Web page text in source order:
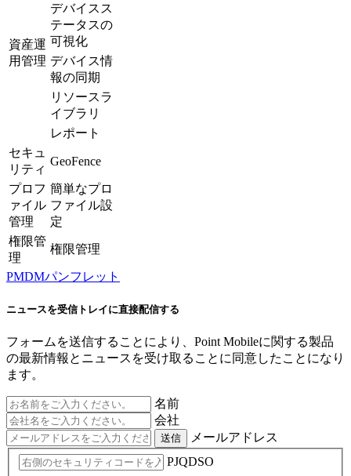
資産運
用管理
デバイスス
テータスの
可視化
デバイス情
報の同期
リソースラ
イブラリ
レポート
セキュ
リティ
GeoFence
プロフ
ァイル
管理
簡単なプロ
ファイル設
定
権限管
理
権限管理
PMDMパンフレット
ニュースを受信トレイに直接配信する
フォームを送信することにより、Point Mobileに関する製品
の最新情報とニュースを受け取ることに同意したことになり
ます。
名前
会社
送信
メールアドレス
PJQDSO